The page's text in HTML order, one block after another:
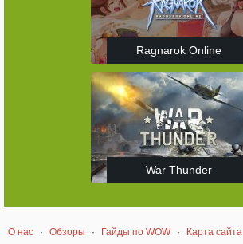
Ragnarok Online
War Thunder
О нас · Обзоры · Гайды по WOW · Карта сайта